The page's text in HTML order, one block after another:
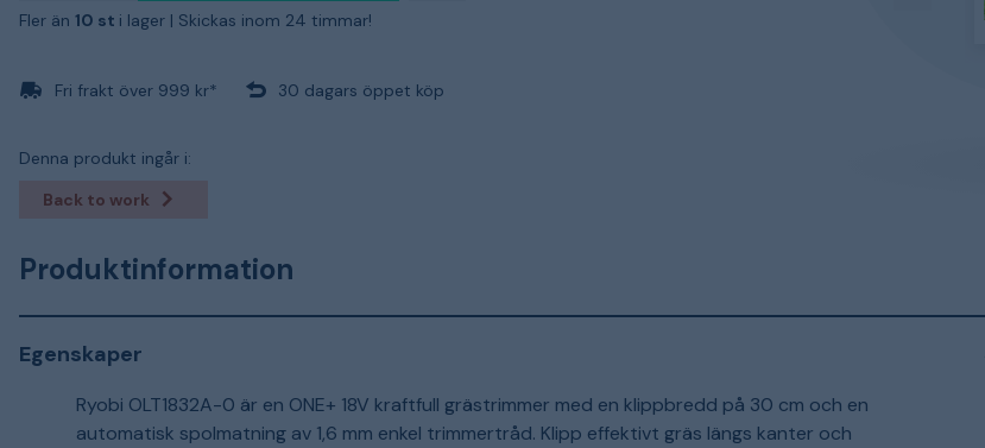
Fler än 10 st i lager | Skickas inom 24 timmar!
Fri frakt över 999 kr* 30 dagars öppet köp
Denna produkt ingår i:
Back to work
Produktinformation
Egenskaper
Ryobi OLT1832A-0 är en ONE+ 18V kraftfull grästrimmer med en klippbredd på 30 cm och en
automatisk spolmatning av 1,6 mm enkel trimmertråd. Klipp effektivt gräs längs kanter och